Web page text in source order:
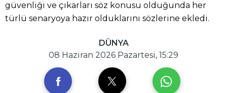
güvenliği ve çıkarları söz konusu olduğunda her
türlü senaryoya hazır olduklarını sözlerine ekledi.
DÜNYA
08 Haziran 2026 Pazartesi, 15:29